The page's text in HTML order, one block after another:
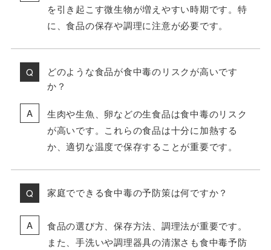
を引き起こす微生物が増えやすい時期です。特
に、食品の保存や調理に注意が必要です。
どのような食品が食中毒のリスクが高いです
か？
生肉や生魚、卵などの生食品は食中毒のリスク
が高いです。これらの食品は十分に加熱する
か、適切な温度で保存することが重要です。
家庭でできる食中毒の予防策は何ですか？
食品の選び方、保存方法、調理法が重要です。
また、手洗いや調理器具の清潔さも食中毒予防